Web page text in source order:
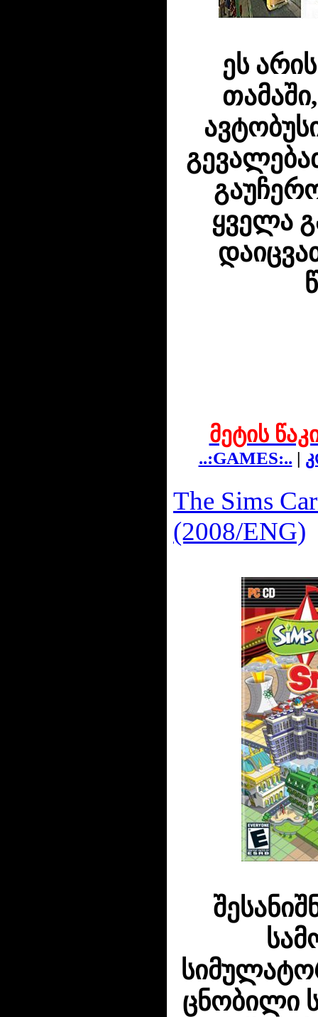
ეს
ყველა
მეტის
..:GAMES:.. |
The Sims
(2008/ENG)
ცნობილი